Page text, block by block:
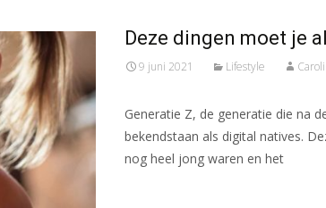
Deze dingen moet je
9 juni 2021 Lifestyle
Generatie Z, de generatie die na
bekendstaan als digital natives.
nog heel jong waren en het